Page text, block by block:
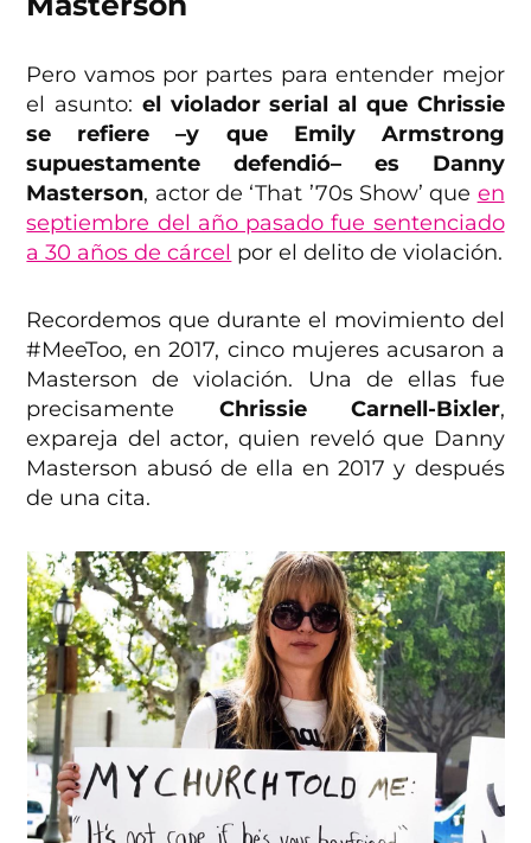
Pero vamos por partes para entender mejor
el asunto: el violador serial al que Chrissie
se refiere –y que Emily Armstrong
supuestamente defendió– es Danny
Masterson, actor de ‘That ’70s Show’ que en
septiembre del año pasado fue sentenciado
a 30 años de cárcel por el delito de violación.
Recordemos que durante el movimiento del
#MeeToo, en 2017, cinco mujeres acusaron a
Masterson de violación. Una de ellas fue
precisamente Chrissie Carnell-Bixler,
expareja del actor, quien reveló que Danny
Masterson abusó de ella en 2017 y después
de una cita.